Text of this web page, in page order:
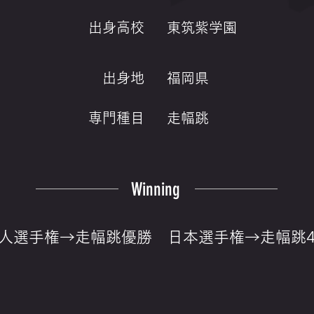
出身高校 東筑紫学園
出身地
専門種目
福岡県
走幅跳
Winning
選手権→走幅跳優勝 日本選手権→走幅跳